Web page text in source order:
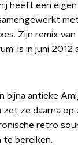
heeft een eigen
Zijn remix
is in juni 2012
bijna antieke
zet ze daarna op
retro
te bereiken.